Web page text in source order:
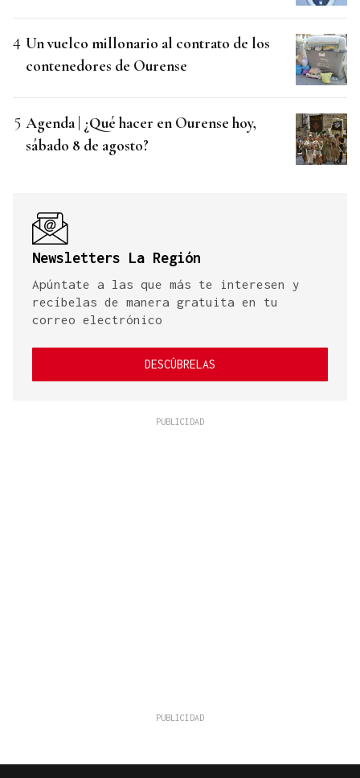
Un vuelco millonario al contrato de los
contenedores de Ourense
Agenda | ¿Qué hacer en Ourense hoy,
sábado 8 de agosto?
Newsletters La Región
Apúntate a las que más te interesen y
recíbelas de manera gratuita en tu
correo electrónico
DESCÚBRELAS